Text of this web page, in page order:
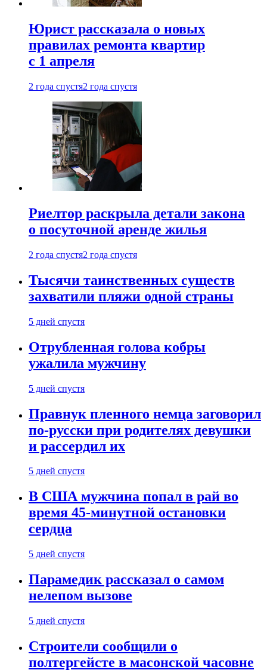
Юрист рассказала о новых
правилах ремонта квартир
с 1 апреля
2 года спустя2 года спустя
Риелтор раскрыла детали закона
о посуточной аренде жилья
2 года спустя2 года спустя
Тысячи таинственных существ
захватили пляжи одной страны
5 дней спустя
Отрубленная голова кобры
ужалила мужчину
5 дней спустя
Правнук пленного немца заговорил
по-русски при родителях девушки
и рассердил их
5 дней спустя
В США мужчина попал в рай во
время 45-минутной остановки
сердца
5 дней спустя
Парамедик рассказал о самом
нелепом вызове
5 дней спустя
Строители сообщили о
полтергейсте в масонской часовне